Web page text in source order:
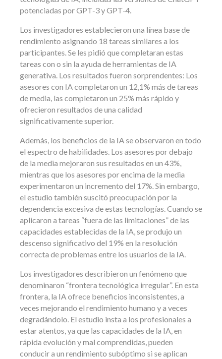
potenciadas por GPT-3 y GPT-4.
Los investigadores establecieron una línea base de
rendimiento asignando 18 tareas similares a los
participantes. Se les pidió que completaran estas
tareas con o sin la ayuda de herramientas de IA
generativa. Los resultados fueron sorprendentes: Los
asesores con IA completaron un 12,1% más de tareas
de media, las completaron un 25% más rápido y
ofrecieron resultados de una calidad
significativamente superior.
Además, los beneficios de la IA se observaron en todo
el espectro de habilidades. Los asesores por debajo
de la media mejoraron sus resultados en un 43%,
mientras que los asesores por encima de la media
experimentaron un incremento del 17%. Sin embargo,
el estudio también suscitó preocupación por la
dependencia excesiva de estas tecnologías. Cuando se
aplicaron a tareas “fuera de las limitaciones” de las
capacidades establecidas de la IA, se produjo un
descenso significativo del 19% en la resolución
correcta de problemas entre los usuarios de la IA.
Los investigadores describieron un fenómeno que
denominaron “frontera tecnológica irregular”. En esta
frontera, la IA ofrece beneficios inconsistentes, a
veces mejorando el rendimiento humano y a veces
degradándolo. El estudio insta a los profesionales a
estar atentos, ya que las capacidades de la IA, en
rápida evolución y mal comprendidas, pueden
conducir a un rendimiento subóptimo si se aplican